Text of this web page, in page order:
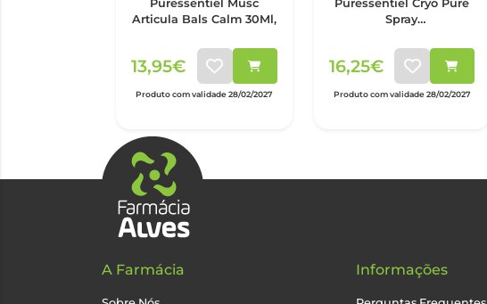
Puressentiel Musc
Articula Bals Calm 30Ml,
13,95€
Produto com validade 28/02/2027
Puressentiel Cryo Pure
Spray
150 Ml
16,25€
Produto com validade 28/02/2027
A Farmácia Informações